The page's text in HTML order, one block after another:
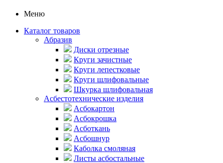
Меню
Каталог товаров
Абразив
Диски отрезные
Круги зачистные
Круги лепестковые
Круги шлифовальные
Шкурка шлифовальная
Асбестотехнические изделия
Асбокартон
Асбокрошка
Асботкань
Асбошнур
Каболка смоляная
Листы асбостальные